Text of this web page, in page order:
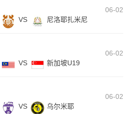
06-02
VS 尼洛耶扎米尼
06-02
VS 新加坡U19
06-02
VS 乌尔米耶